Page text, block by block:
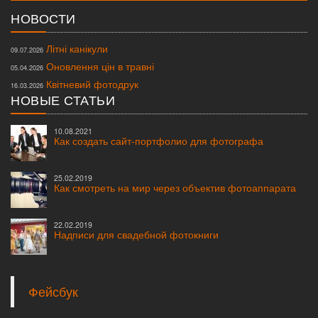
НОВОСТИ
09.07.2026 Літні канікули
05.04.2026 Оновлення цін в травні
16.03.2026 Квітневий фотодрук
НОВЫЕ СТАТЬИ
10.08.2021
Как создать сайт-портфолио для фотографа
25.02.2019
Как смотреть на мир через объектив фотоаппарата
22.02.2019
Надписи для свадебной фотокниги
Фейсбук